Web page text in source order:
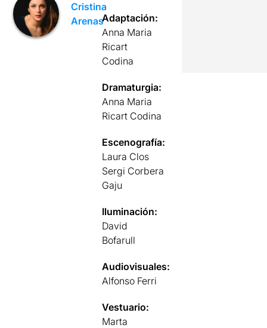
Cristina
ArenasAdaptación:
Anna Maria
Ricart
Codina
Dramaturgia:
Anna Maria
Ricart Codina
Escenografía:
Laura Clos
Sergi Corbera
Gaju
Iluminación:
David
Bofarull
Audiovisuales:
Alfonso Ferri
Vestuario:
Marta